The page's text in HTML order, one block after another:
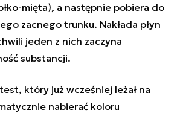
mięta), a następnie pobiera do
zacnego trunku. Nakłada płyn
jeden z nich zaczyna
substancji.
który już wcześniej leżał na
nabierać koloru